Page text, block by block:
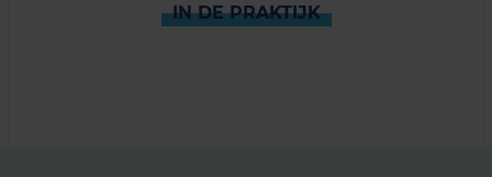
IN DE PRAKTIJK